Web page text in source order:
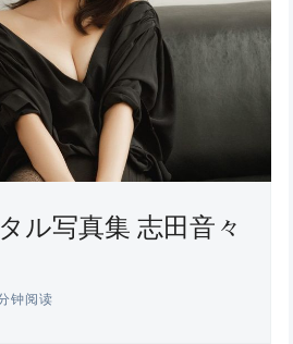
ル写真集 志田音々
钟阅读